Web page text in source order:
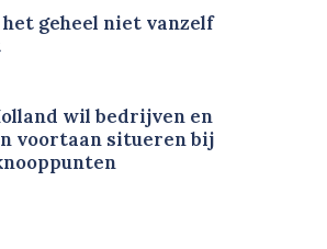
geheel niet vanzelf
wil bedrijven en
voortaan situeren bij